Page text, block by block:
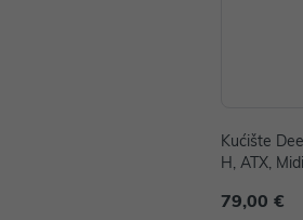
Kućište
H, ATX,
79,00 €